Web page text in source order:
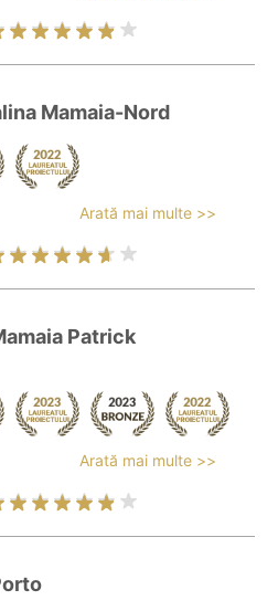
Mamaia-Nord
Arată mai multe >>
Patrick
Arată mai multe >>